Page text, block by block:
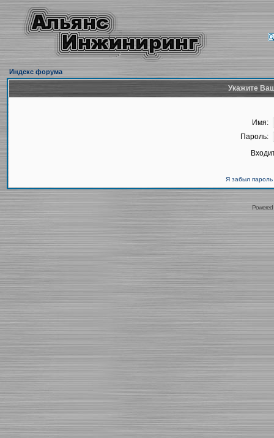
Индекс форума
Укажите
Имя:
Пароль:
Я забыл пароль